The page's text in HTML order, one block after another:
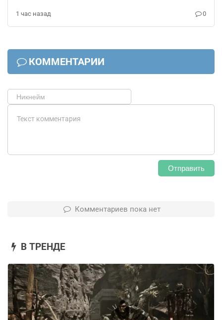
1 час назад 0
КОММЕНТАРИИ
Отправить
Комментариев пока нет
В ТРЕНДЕ